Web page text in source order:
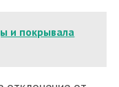
и покрывала